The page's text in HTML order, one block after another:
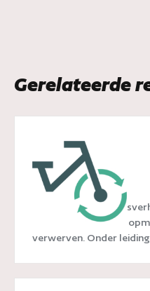
Gerelateerde
Bike Mobile
In de wereld van
afgelopen jaren een
verwerven. Onder leiding